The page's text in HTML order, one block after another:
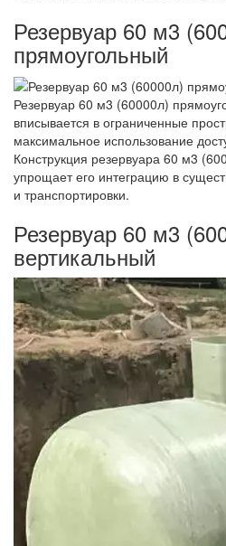
Резервуар 60 м3
прямоугольный
Резервуар 60 м3 (60000л)
вписывается в ограниченные
максимальное использование
Конструкция резервуара 60 м3
упрощает его интеграцию в
и транспортировки.
Резервуар 60 м3
вертикальный